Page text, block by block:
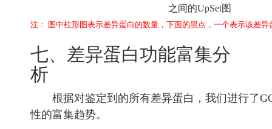
之间的UpSet图
注： 图中柱形图表示差异蛋白的数量，下面的黑点，一个表示该差
七、差异蛋白功能富集分
析
根据对鉴定到的所有差异蛋白，我们进行了
性的富集趋势。